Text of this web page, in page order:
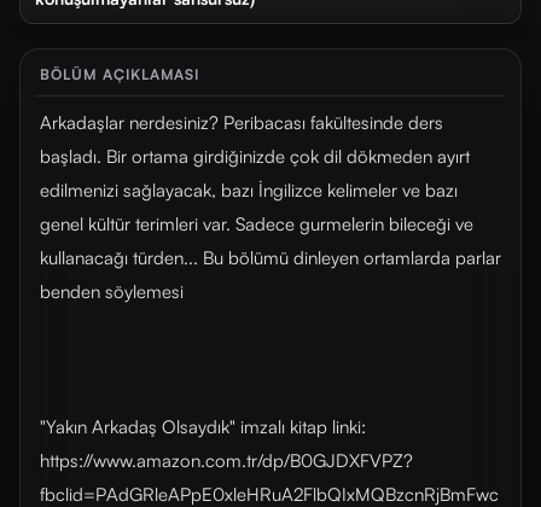
BÖLÜM AÇIKLAMASI
Arkadaşlar nerdesiniz? Peribacası fakültesinde ders
başladı. Bir ortama girdiğinizde çok dil dökmeden ayırt
edilmenizi sağlayacak, bazı İngilizce kelimeler ve bazı
genel kültür terimleri var. Sadece gurmelerin bileceği ve
kullanacağı türden... Bu bölümü dinleyen ortamlarda parlar
benden söylemesi
"Yakın Arkadaş Olsaydık" imzalı kitap linki:
https://www.amazon.com.tr/dp/B0GJDXFVPZ?
fbclid=PAdGRleAPpE0xleHRuA2FlbQIxMQBzcnRjBmFwc